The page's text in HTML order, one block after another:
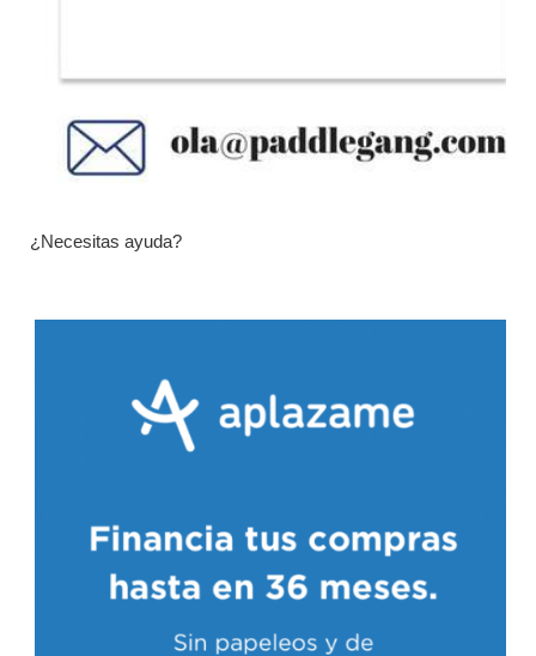
¿Necesitas ayuda?